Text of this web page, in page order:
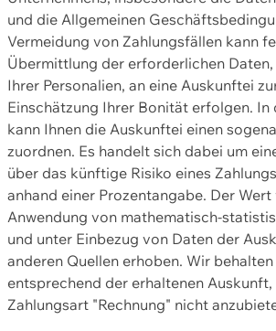
und die Allgemeinen
Vermeidung von Zahlungsfällen kann
Übermittlung der erforderlichen
Ihrer Personalien, an eine Auskunftei
Einschätzung Ihrer Bonität erfolgen. In
kann Ihnen die Auskunftei einen
zuordnen. Es handelt sich dabei um
über das künftige Risiko eines
anhand einer Prozentangabe. Der
Anwendung von mathematisch-
und unter Einbezug von Daten der
anderen Quellen erhoben. Wir behalten
entsprechend der erhaltenen Auskunft,
Zahlungsart "Rechnung" nicht